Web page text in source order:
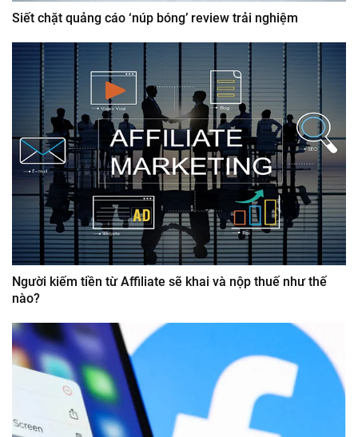
Siết chặt quảng cáo ‘núp bóng’ review trải nghiệm
Người kiếm tiền từ Affiliate sẽ khai và nộp thuế như thế
nào?